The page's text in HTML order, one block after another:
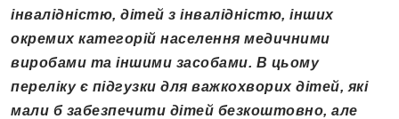
інвалідністю, дітей з інвалідністю, інших
окремих категорій населення медичними
виробами та іншими засобами. В цьому
переліку є підгузки для важкохворих дітей, які
мали б забезпечити дітей безкоштовно, але